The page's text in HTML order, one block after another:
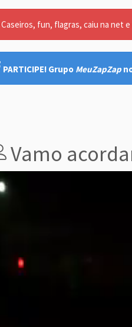
Caseiros, fun, flagras, caiu na net e
PARTICIPE! Grupo MeuZapZap
Vamo